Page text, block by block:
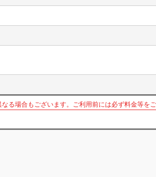
場合もございます。ご利用前には必ず料金等をご